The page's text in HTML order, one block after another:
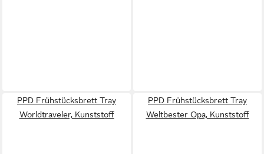
PPD Frühstücksbrett Tray
Worldtraveler, Kunststoff
PPD Frühstücksbrett Tray
Weltbester Opa, Kunststoff